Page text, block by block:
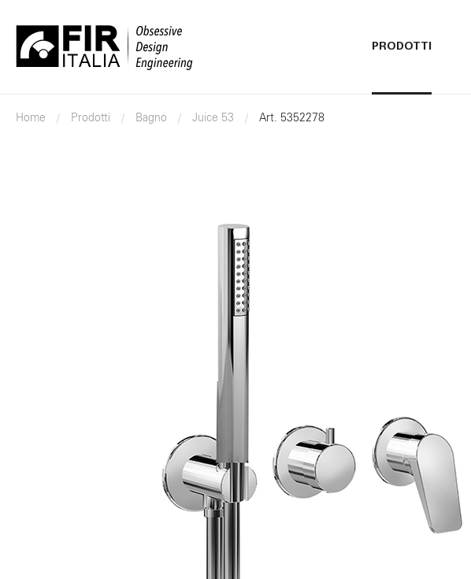
PRODOTTI
Home Prodotti Bagno Juice 53 Art. 5352278